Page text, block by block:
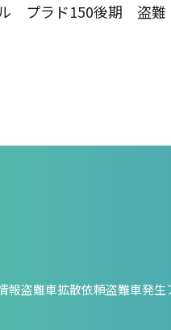
プラド150後期 盗難
報盗難車拡散依頼盗難車発生